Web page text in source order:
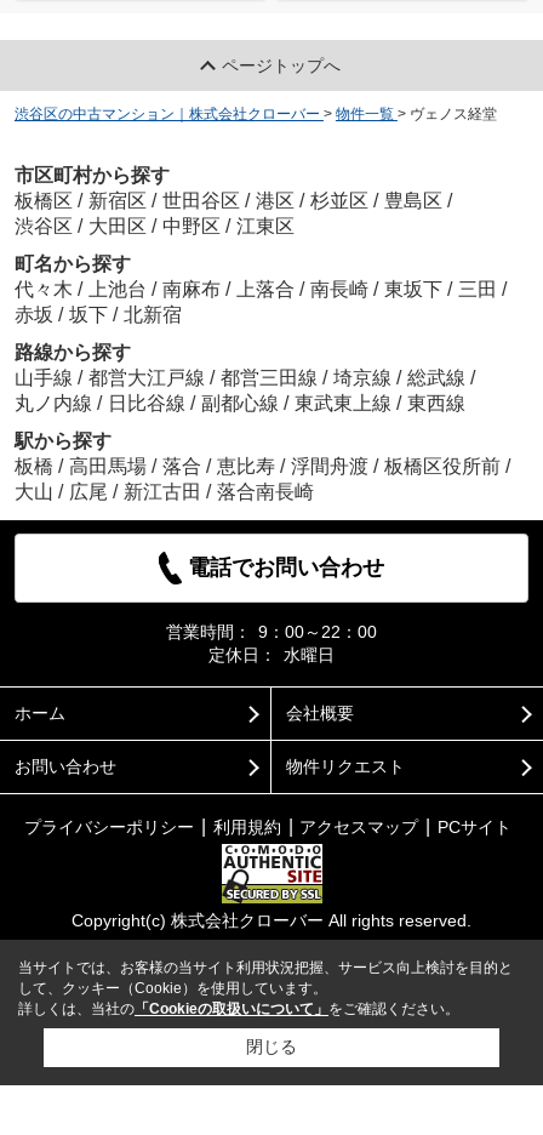
ページトップへ
渋谷区の中古マンション｜株式会社クローバー > 物件一覧 > ヴェノス経堂
市区町村から探す
板橋区 / 新宿区 / 世田谷区 / 港区 / 杉並区 / 豊島区 /
渋谷区 / 大田区 / 中野区 / 江東区
町名から探す
代々木 / 上池台 / 南麻布 / 上落合 / 南長崎 / 東坂下 / 三田 /
赤坂 / 坂下 / 北新宿
路線から探す
山手線 / 都営大江戸線 / 都営三田線 / 埼京線 / 総武線 /
丸ノ内線 / 日比谷線 / 副都心線 / 東武東上線 / 東西線
駅から探す
板橋 / 高田馬場 / 落合 / 恵比寿 / 浮間舟渡 / 板橋区役所前 /
大山 / 広尾 / 新江古田 / 落合南長崎
電話でお問い合わせ
営業時間：
9：00～22：00
定休日：
水曜日
ホーム 会社概要
お問い合わせ 物件リクエスト
プライバシーポリシー 利用規約 アクセスマップ PCサイト
Copyright(c) 株式会社クローバー All rights reserved.
当サイトでは、お客様の当サイト利用状況把握、サービス向上検討を目的と
して、クッキー（Cookie）を使用しています。
詳しくは、当社の 「Cookieの取扱いについて」 をご確認ください。
閉じる